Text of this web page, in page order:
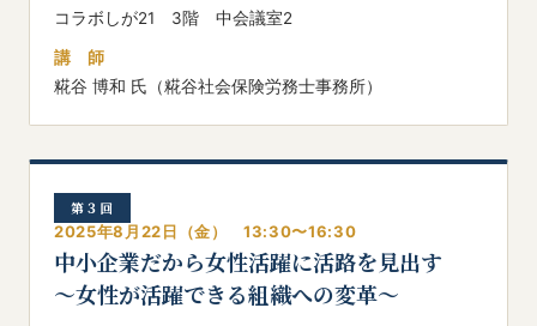
コラボしが21 3階 中会議室2
講 師
糀谷 博和 氏（糀谷社会保険労務士事務所）
第３回
2025年8月22日（金） 13:30〜16:30
中小企業だから女性活躍に活路を見出す
～女性が活躍できる組織への変革～